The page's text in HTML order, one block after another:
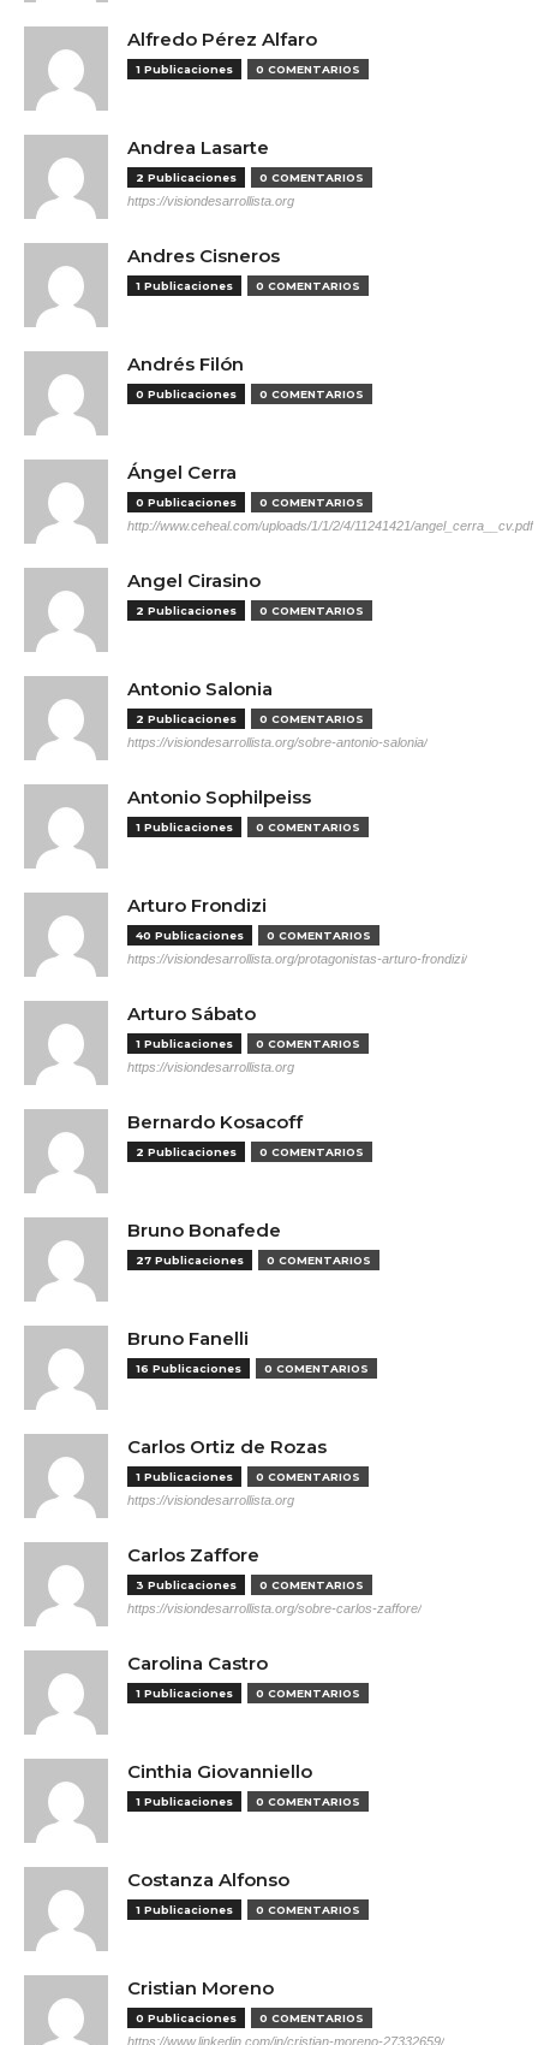
Alfredo Pérez Alfaro
1 Publicaciones 0 COMENTARIOS
Andrea Lasarte
2 Publicaciones 0 COMENTARIOS
https://visiondesarrollista.org
Andres Cisneros
1 Publicaciones 0 COMENTARIOS
Andrés Filón
0 Publicaciones 0 COMENTARIOS
Ángel Cerra
0 Publicaciones 0 COMENTARIOS
http://www.ceheal.com/uploads/1/1/2/4/11241421/angel_cerra__cv.pdf
Angel Cirasino
2 Publicaciones 0 COMENTARIOS
Antonio Salonia
2 Publicaciones 0 COMENTARIOS
https://visiondesarrollista.org/sobre-antonio-salonia/
Antonio Sophilpeiss
1 Publicaciones 0 COMENTARIOS
Arturo Frondizi
40 Publicaciones 0 COMENTARIOS
https://visiondesarrollista.org/protagonistas-arturo-frondizi/
Arturo Sábato
1 Publicaciones 0 COMENTARIOS
https://visiondesarrollista.org
Bernardo Kosacoff
2 Publicaciones 0 COMENTARIOS
Bruno Bonafede
27 Publicaciones 0 COMENTARIOS
Bruno Fanelli
16 Publicaciones 0 COMENTARIOS
Carlos Ortiz de Rozas
1 Publicaciones 0 COMENTARIOS
https://visiondesarrollista.org
Carlos Zaffore
3 Publicaciones 0 COMENTARIOS
https://visiondesarrollista.org/sobre-carlos-zaffore/
Carolina Castro
1 Publicaciones 0 COMENTARIOS
Cinthia Giovanniello
1 Publicaciones 0 COMENTARIOS
Costanza Alfonso
1 Publicaciones 0 COMENTARIOS
Cristian Moreno
0 Publicaciones 0 COMENTARIOS
https://www.linkedin.com/in/cristian-moreno-27332659/